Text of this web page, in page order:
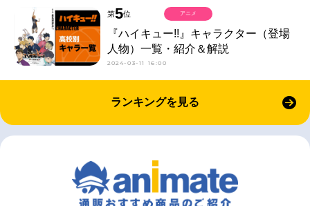
第5位
『ハイキュー!!』キャラクター（登場
人物）一覧・紹介＆解説
2024-03-11 16:00
アニメ
ランキングを見る